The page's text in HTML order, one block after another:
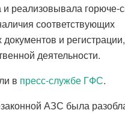
и реализовывала горюче-
соответствующих
и
деятельности.
в пресс-службе ГФС.
АЗС была